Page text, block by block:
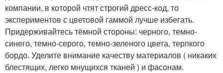
компании, в которой чтят строгий дресс-код, то
экспериментов с цветовой гаммой лучше избегать.
Придерживайтесь тёмной стороны: черного, темно-
синего, темно-серого, темно-зеленого цвета, терпкого
бордо. Уделите внимание качеству материалов ( никаких
блестящих, легко мнущихся тканей ) и фасонам.